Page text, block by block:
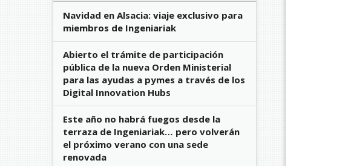
Navidad en Alsacia: viaje exclusivo para
miembros de Ingeniariak
Abierto el trámite de participación
pública de la nueva Orden Ministerial
para las ayudas a pymes a través de los
Digital Innovation Hubs
Este año no habrá fuegos desde la
terraza de Ingeniariak… pero volverán
el próximo verano con una sede
renovada